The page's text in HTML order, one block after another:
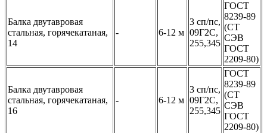
Балка двутавровая
стальная, горячекатаная,
14
- 6-12 м
3 сп/пс,
09Г2С,
255,345
ГОСТ
8239-89
(СТ
СЭВ
ГОСТ
2209-80)
Балка двутавровая
стальная, горячекатаная,
16
- 6-12 м
3 сп/пс,
09Г2С,
255,345
ГОСТ
8239-89
(СТ
СЭВ
ГОСТ
2209-80)